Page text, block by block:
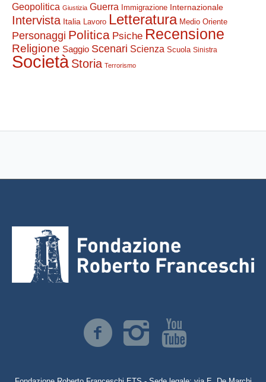
Geopolitica Giustizia Guerra Immigrazione Internazionale
Intervista Italia Lavoro Letteratura Medio Oriente
Personaggi Politica Psiche Recensione
Religione Saggio Scenari Scienza Scuola Sinistra
Società Storia Terrorismo